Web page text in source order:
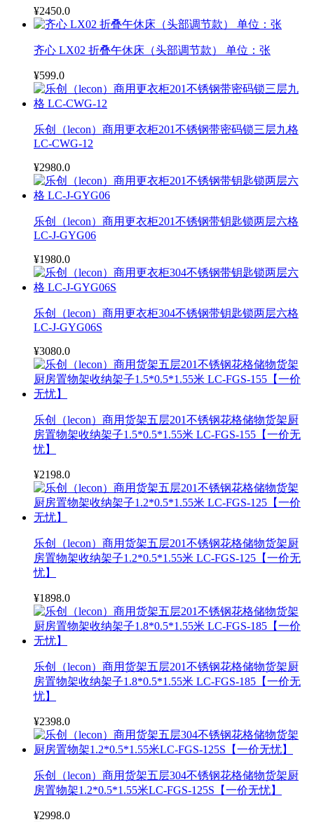
¥2450.0
齐心 LX02 折叠午休床（头部调节款） 单位：张
¥599.0
乐创（lecon）商用更衣柜201不锈钢带密码锁三层九格
LC-CWG-12
¥2980.0
乐创（lecon）商用更衣柜201不锈钢带钥匙锁两层六格
LC-J-GYG06
¥1980.0
乐创（lecon）商用更衣柜304不锈钢带钥匙锁两层六格
LC-J-GYG06S
¥3080.0
乐创（lecon）商用货架五层201不锈钢花格储物货架厨
房置物架收纳架子1.5*0.5*1.55米 LC-FGS-155【一价无
忧】
¥2198.0
乐创（lecon）商用货架五层201不锈钢花格储物货架厨
房置物架收纳架子1.2*0.5*1.55米 LC-FGS-125【一价无
忧】
¥1898.0
乐创（lecon）商用货架五层201不锈钢花格储物货架厨
房置物架收纳架子1.8*0.5*1.55米 LC-FGS-185【一价无
忧】
¥2398.0
乐创（lecon）商用货架五层304不锈钢花格储物货架厨
房置物架1.2*0.5*1.55米LC-FGS-125S【一价无忧】
¥2998.0